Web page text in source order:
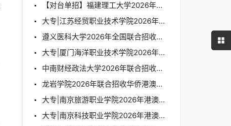
【对台单招】福建理工大学2026年单独招收台湾学生简章
大专|江苏经贸职业技术学院2026年港澳台学生招生简章
遵义医科大学2026年全国联合招收华侨港澳台学生招生简章
大专|厦门海洋职业技术学院2026年港澳台招生简章
中南财经政法大学2026年联合招收华侨港澳台学生简章
龙岩学院2026年联合招收华侨港澳台学生简章
大专|南京旅游职业学院2026年港澳台学生招生简章
大专|南京科技职业学院2026年港澳台学生招生简章